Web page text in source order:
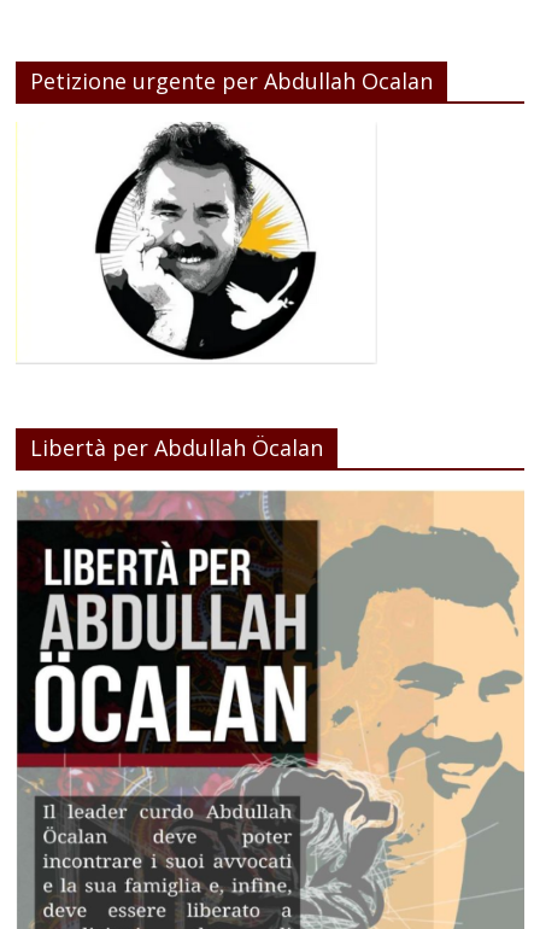
Petizione urgente per Abdullah Ocalan
Libertà per Abdullah Öcalan